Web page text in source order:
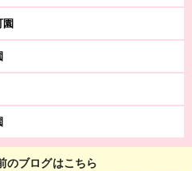
園
のブログはこちら